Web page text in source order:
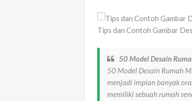
Tips dan Contoh Gambar
50 Model Desain
50 Model Desain Rumah
menjadi impian banyak
memiliki sebuah rumah